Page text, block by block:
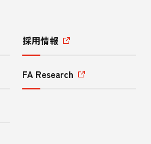
採用情報
FA Research